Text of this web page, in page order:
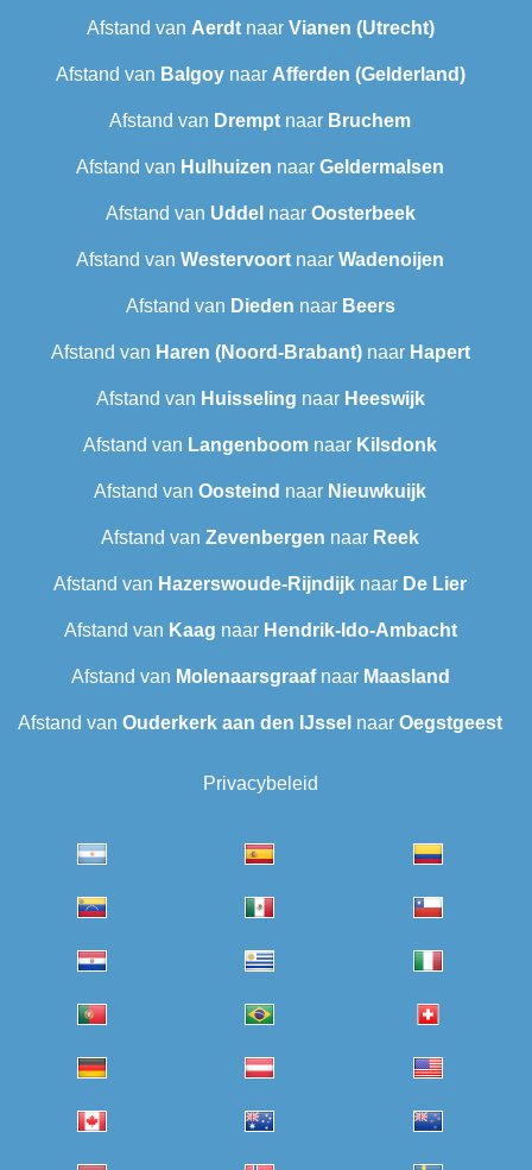
Afstand van Aerdtnaar Vianen (Utrecht)
Afstand van Balgoynaar Afferden (Gelderland)
Afstand van Drempt naar Bruchem
Afstand van Hulhuizen naar Geldermalsen
Afstand van Uddel naar Oosterbeek
Afstand van Westervoort naar Wadenoijen
Afstand van Dieden naar Beers
Afstand van Haren (Noord-Brabant)naar Hapert
Afstand van Huisseling naar Heeswijk
Afstand van Langenboom naar Kilsdonk
Afstand van Oosteind naar Nieuwkuijk
Afstand van Zevenbergen naar Reek
Afstand van Hazerswoude-Rijndijk naar De Lier
Afstand van Kaag naar Hendrik-Ido-Ambacht
Afstand van Molenaarsgraafnaar Maasland
Afstand van Ouderkerk aan den IJssel naar Oegstgeest
Privacybeleid